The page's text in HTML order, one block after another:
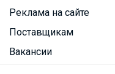
Реклама на сайте
Поставщикам
Вакансии